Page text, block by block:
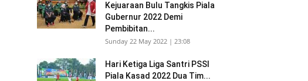
Kejuaraan Bulu Tangkis Piala
Gubernur 2022 Demi
Pembibitan...
Sunday 22 May 2022 | 23:08
Hari Ketiga Liga Santri PSSI
Piala Kasad 2022 Dua Tim...